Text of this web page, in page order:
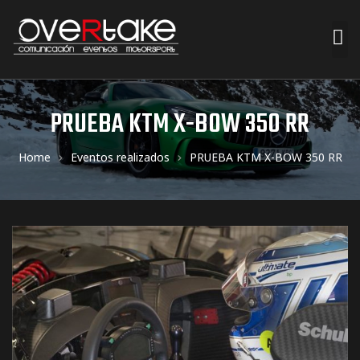
PRUEBA KTM X-BOW 350 RR
Home Eventos realizados PRUEBA KTM X-BOW 350 RR
de